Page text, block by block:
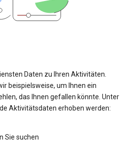
Daten zu Ihren Aktivitäten.
beispielsweise, um Ihnen ein
das Ihnen gefallen könnte. Unter
Aktivitätsdaten erhoben werden:
Sie suchen